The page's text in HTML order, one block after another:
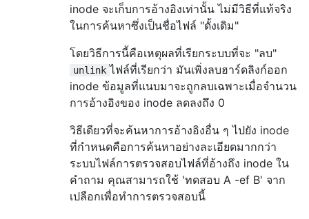
inode จะเก็บการอ้างอิงเท่านั้น ไม่มีวิธีที่แท้จริง
ในการค้นหาซึ่งเป็นชื่อไฟล์ "ดั้งเดิม"
โดยวิธีการนี้คือเหตุผลที่เรียกระบบที่จะ "ลบ"
unlink ไฟล์ที่เรียกว่า มันเพิ่งลบฮาร์ดลิงก์ออก
inode ข้อมูลที่แนบมาจะถูกลบเฉพาะเมื่อจำนวน
การอ้างอิงของ inode ลดลงถึง 0
วิธีเดียวที่จะค้นหาการอ้างอิงอื่น ๆ ไปยัง inode
ที่กำหนดคือการค้นหาอย่างละเอียดมากกว่า
ระบบไฟล์การตรวจสอบไฟล์ที่อ้างถึง inode ใน
คำถาม คุณสามารถใช้ 'ทดสอบ A -ef B' จาก
เปลือกเพื่อทำการตรวจสอบนี้